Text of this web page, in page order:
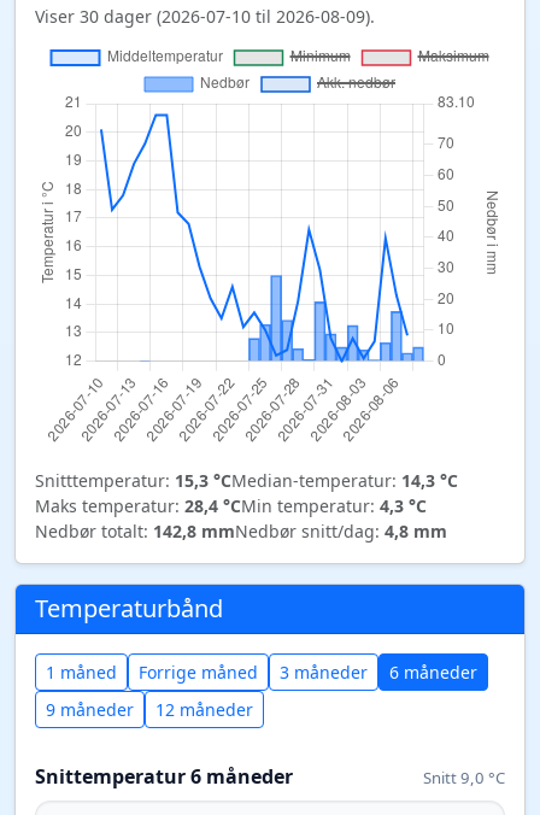
Viser 30 dager (2026-07-10 til 2026-08-09).
Snitttemperatur: 15,3 °CMedian-temperatur: 14,3 °C
Maks temperatur: 28,4 °CMin temperatur: 4,3 °C
Nedbør totalt: 142,8 mmNedbør snitt/dag: 4,8 mm
Temperaturbånd
1 måned Forrige måned 3 måneder
6 måneder
9 måneder
12 måneder
Snittemperatur 6 måneder Snitt 9,0 °C